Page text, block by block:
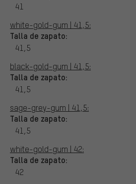
41
white-gold-gum | 41,5:
Talla de zapato:
41,5
black-gold-gum | 41,5:
Talla de zapato:
41,5
sage-grey-gum | 41,5:
Talla de zapato:
41,5
white-gold-gum | 42:
Talla de zapato:
42